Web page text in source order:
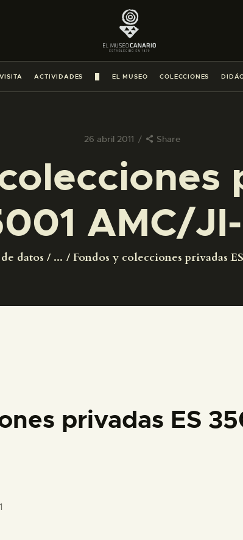
ACTIVIDADES EL MUSEO COLECCIONES
26 abril 2011 Share
AMC/
datos ... Fondos y colecciones privadas
PREPARAR LA VISITA
ESPAÑOL
privadas ES